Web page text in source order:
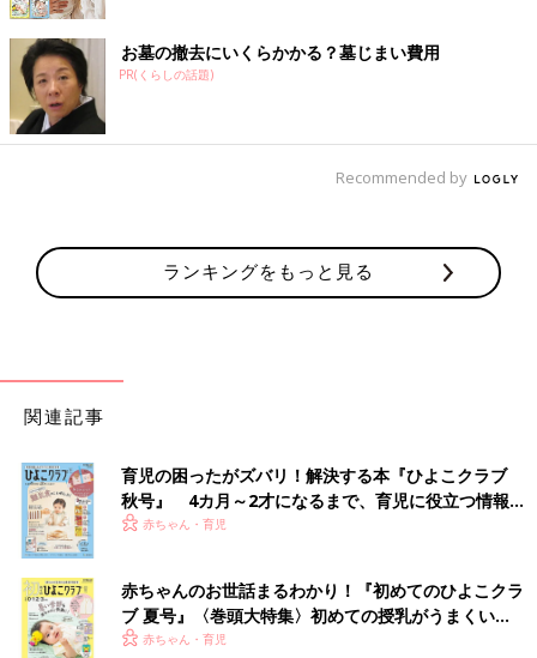
tsuru_tsuru_twinsさんがゲットしたのは、しまむら
「moffystella.（モッフィーステラ）」の裏毛トレーナー。こち
らはハート柄ですが、小ぶりのハート柄で色味も控えめなので、
「甘すぎるのが苦手」という人にもぴったり！トレンドライクな
ビッグシルエットなのも嬉しいですね♪ 色味はくすみがかったグ
リーンで、ブラウンやベージュ、ブラックなどの秋カラーとも相
性バツグン◎
お墓の撤去にいくらかかる？墓じまい費用
PR(くらしの話題)
Recommended by
ランキングをもっと見る
関連記事
育児の困ったがズバリ！解決する本『ひよこクラブ
秋号』 4カ月～2才になるまで、育児に役立つ情報が
いっぱい！
赤ちゃん・育児
赤ちゃんのお世話まるわかり！『初めてのひよこクラ
ブ 夏号』〈巻頭大特集〉初めての授乳がうまくい
く！ おっぱい・ミルクの基本と夏のトラブル 解決テ
赤ちゃん・育児